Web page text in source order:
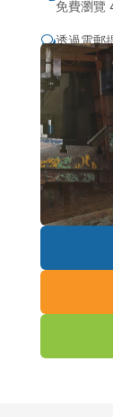
免費瀏覽
w透過電郵